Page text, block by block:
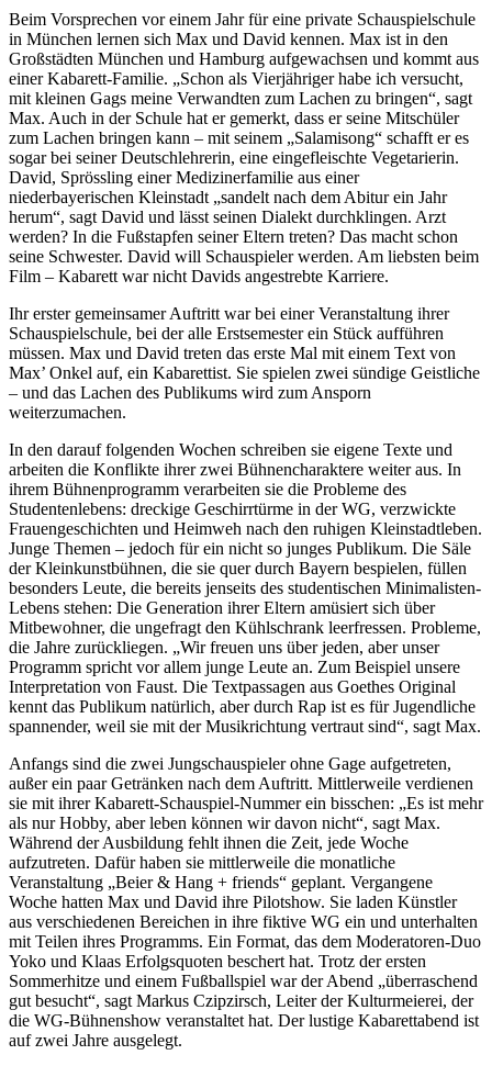
Beim Vorsprechen vor einem Jahr für eine private Schauspielschule
in München lernen sich Max und David kennen. Max ist in den
Großstädten München und Hamburg aufgewachsen und kommt aus
einer Kabarett-Familie. „Schon als Vierjähriger habe ich versucht,
mit kleinen Gags meine Verwandten zum Lachen zu bringen“, sagt
Max. Auch in der Schule hat er gemerkt, dass er seine Mitschüler
zum Lachen bringen kann – mit seinem „Salamisong“ schafft er es
sogar bei seiner Deutschlehrerin, eine eingefleischte Vegetarierin.
David, Sprössling einer Medizinerfamilie aus einer
niederbayerischen Kleinstadt „sandelt nach dem Abitur ein Jahr
herum“, sagt David und lässt seinen Dialekt durchklingen. Arzt
werden? In die Fußstapfen seiner Eltern treten? Das macht schon
seine Schwester. David will Schauspieler werden. Am liebsten beim
Film – Kabarett war nicht Davids angestrebte Karriere.
Ihr erster gemeinsamer Auftritt war bei einer Veranstaltung ihrer
Schauspielschule, bei der alle Erstsemester ein Stück aufführen
müssen. Max und David treten das erste Mal mit einem Text von
Max’ Onkel auf, ein Kabarettist. Sie spielen zwei sündige Geistliche
– und das Lachen des Publikums wird zum Ansporn
weiterzumachen.
In den darauf folgenden Wochen schreiben sie eigene Texte und
arbeiten die Konflikte ihrer zwei Bühnencharaktere weiter aus. In
ihrem Bühnenprogramm verarbeiten sie die Probleme des
Studentenlebens: dreckige Geschirrtürme in der WG, verzwickte
Frauengeschichten und Heimweh nach den ruhigen Kleinstadtleben.
Junge Themen – jedoch für ein nicht so junges Publikum. Die Säle
der Kleinkunstbühnen, die sie quer durch Bayern bespielen, füllen
besonders Leute, die bereits jenseits des studentischen Minimalisten-
Lebens stehen: Die Generation ihrer Eltern amüsiert sich über
Mitbewohner, die ungefragt den Kühlschrank leerfressen. Probleme,
die Jahre zurückliegen. „Wir freuen uns über jeden, aber unser
Programm spricht vor allem junge Leute an. Zum Beispiel unsere
Interpretation von Faust. Die Textpassagen aus Goethes Original
kennt das Publikum natürlich, aber durch Rap ist es für Jugendliche
spannender, weil sie mit der Musikrichtung vertraut sind“, sagt Max.
Anfangs sind die zwei Jungschauspieler ohne Gage aufgetreten,
außer ein paar Getränken nach dem Auftritt. Mittlerweile verdienen
sie mit ihrer Kabarett-Schauspiel-Nummer ein bisschen: „Es ist mehr
als nur Hobby, aber leben können wir davon nicht“, sagt Max.
Während der Ausbildung fehlt ihnen die Zeit, jede Woche
aufzutreten. Dafür haben sie mittlerweile die monatliche
Veranstaltung „Beier & Hang + friends“ geplant. Vergangene
Woche hatten Max und David ihre Pilotshow. Sie laden Künstler
aus verschiedenen Bereichen in ihre fiktive WG ein und unterhalten
mit Teilen ihres Programms. Ein Format, das dem Moderatoren-Duo
Yoko und Klaas Erfolgsquoten beschert hat. Trotz der ersten
Sommerhitze und einem Fußballspiel war der Abend „überraschend
gut besucht“, sagt Markus Czipzirsch, Leiter der Kulturmeierei, der
die WG-Bühnenshow veranstaltet hat. Der lustige Kabarettabend ist
auf zwei Jahre ausgelegt.